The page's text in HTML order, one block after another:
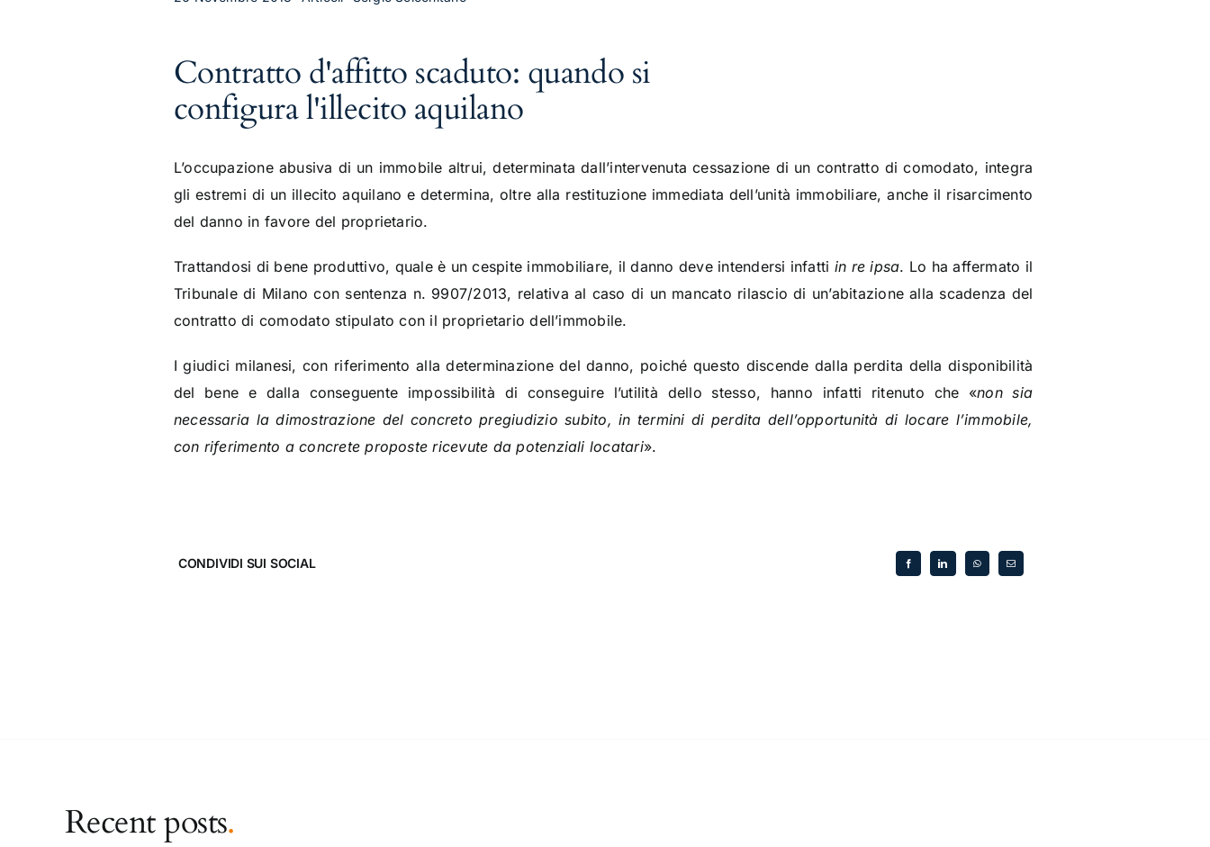
Contratto d'affitto scaduto: quando si
configura l'illecito aquilano
L’occupazione abusiva di un immobile altrui, determinata dall’intervenuta cessazione di un contratto di comodato, integra
gli estremi di un illecito aquilano e determina, oltre alla restituzione immediata dell’unità immobiliare, anche il risarcimento
del danno in favore del proprietario.
Trattandosi di bene produttivo, quale è un cespite immobiliare, il danno deve intendersi infatti in re ipsa. Lo ha affermato il
Tribunale di Milano con sentenza n. 9907/2013, relativa al caso di un mancato rilascio di un’abitazione alla scadenza del
contratto di comodato stipulato con il proprietario dell’immobile.
I giudici milanesi, con riferimento alla determinazione del danno, poiché questo discende dalla perdita della disponibilità
del bene e dalla conseguente impossibilità di conseguire l’utilità dello stesso, hanno infatti ritenuto che «non sia
necessaria la dimostrazione del concreto pregiudizio subito, in termini di perdita dell’opportunità di locare l’immobile,
con riferimento a concrete proposte ricevute da potenziali locatari».
CONDIVIDI SUI SOCIAL
Recent posts.